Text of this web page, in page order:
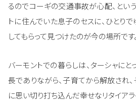
るのでコーギの交通事故が心配、とい
トに住んでいた息子のセスに、ひとり
してもらって見つけたのが今の場所です
バーモントでの暮らしは、ターシャに
長でありながら、子育てから解放され
に思い切り打ち込んだ幸せなリタイアラ